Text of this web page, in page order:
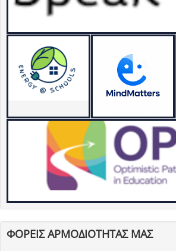
ΦΟΡΕΙΣ ΑΡΜΟΔΙΟΤΗΤΑΣ ΜΑΣ